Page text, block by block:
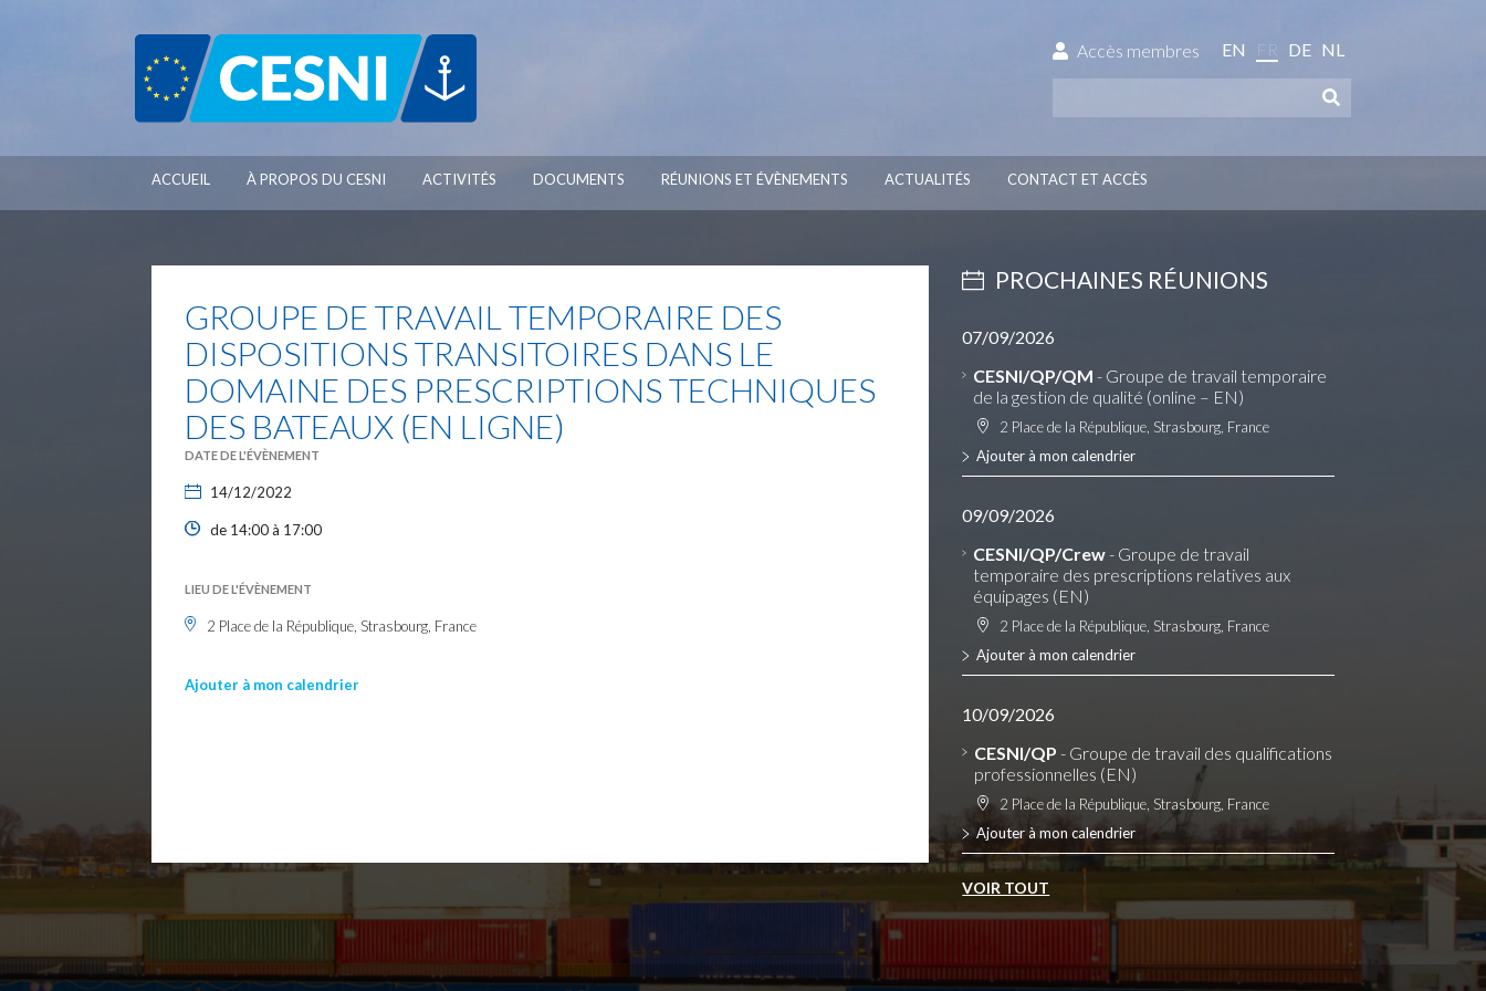
Accès membres EN FR DE NL
ACCUEIL À PROPOS DU CESNI ACTIVITÉS DOCUMENTS RÉUNIONS ET ÉVÈNEMENTS ACTUALITÉS CONTACT ET ACCÈS
GROUPE DE TRAVAIL TEMPORAIRE DES
DISPOSITIONS TRANSITOIRES DANS LE
DOMAINE DES PRESCRIPTIONS TECHNIQUES
DES BATEAUX (EN LIGNE)
DATE DE L'ÉVÈNEMENT
14/12/2022
de 14:00 à 17:00
LIEU DE L'ÉVÈNEMENT
2 Place de la République, Strasbourg, France
Ajouter à mon calendrier
PROCHAINES RÉUNIONS
07/09/2026
CESNI/QP/QM - Groupe de travail temporaire
de la gestion de qualité (online – EN)
2 Place de la République, Strasbourg, France
Ajouter à mon calendrier
09/09/2026
CESNI/QP/Crew- Groupe de travail
temporaire des prescriptions relatives aux
équipages (EN)
2 Place de la République, Strasbourg, France
Ajouter à mon calendrier
10/09/2026
CESNI/QP - Groupe de travail des qualifications
professionnelles (EN)
2 Place de la République, Strasbourg, France
Ajouter à mon calendrier
VOIR TOUT